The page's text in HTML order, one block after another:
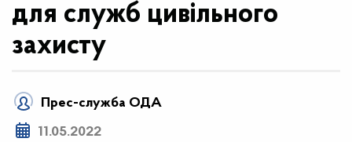
для служб цивільного
захисту
Прес-служба ОДА
11.05.2022